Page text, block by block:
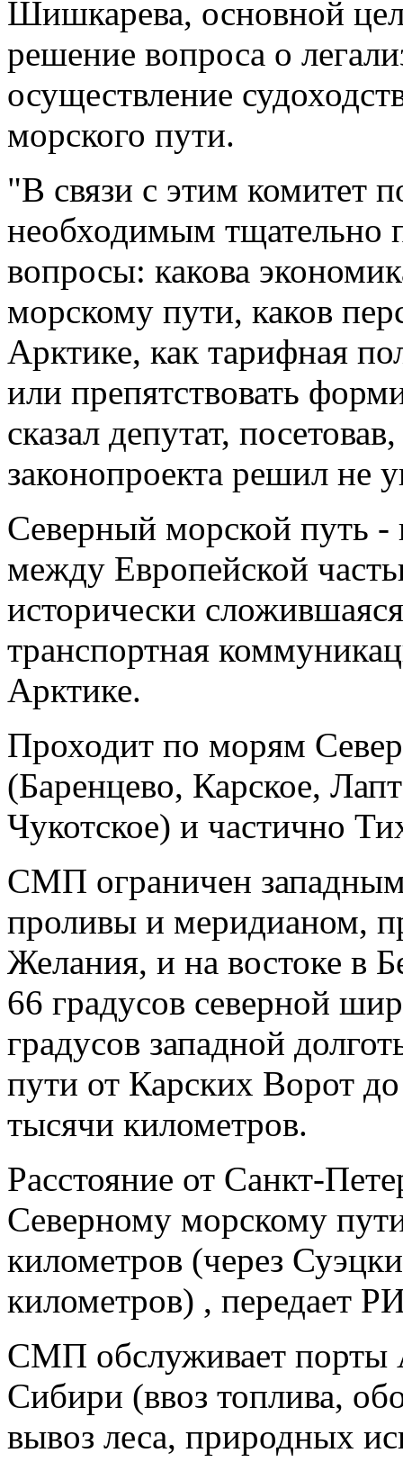
Шишкарева, основной
решение вопроса о
осуществление
морского пути.
"В связи с этим комитет
необходимым тщательно
вопросы: какова
морскому пути, каков
Арктике, как тарифная
или препятствовать
сказал депутат,
законопроекта решил не
Северный морской путь
между Европейской
исторически
транспортная
Арктике.
Проходит по морям
(Баренцево, Карское,
Чукотское) и частично
СМП ограничен
проливы и меридианом,
Желания, и на востоке в
66 градусов северной
градусов западной
пути от Карских Ворот
тысячи километров.
Расстояние от Санкт-
Северному морскому
километров (через
километров) , передает
СМП обслуживает порты
Сибири (ввоз топлива,
вывоз леса, природных